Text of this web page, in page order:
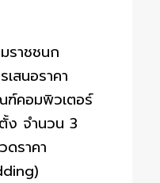
ราชชนก
เสนอราคา
ฑ์คอมพิวเตอร์
ง จำนวน 3
ดราคา